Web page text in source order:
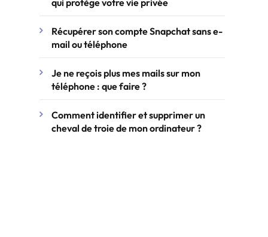
qui protège votre vie privée
Récupérer son compte Snapchat sans e-
mail ou téléphone
Je ne reçois plus mes mails sur mon
téléphone : que faire ?
Comment identifier et supprimer un
cheval de troie de mon ordinateur ?